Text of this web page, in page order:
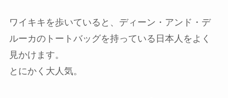
ワイキキを歩いていると、ディーン・アンド・デ
ルーカのトートバッグを持っている日本人をよく
見かけます。
とにかく大人気。